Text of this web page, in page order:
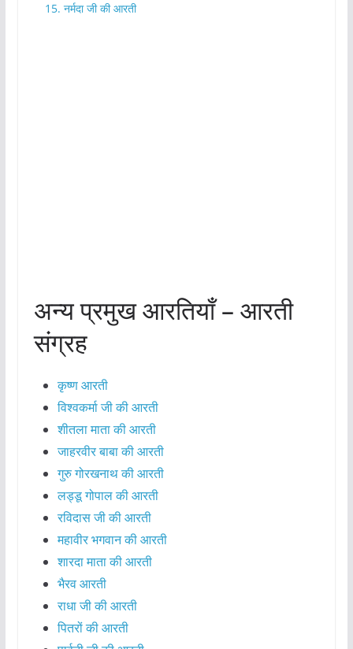
15. नर्मदा जी की आरती
अन्य प्रमुख आरतियाँ – आरती
संग्रह
कृष्ण आरती
विश्वकर्मा जी की आरती
शीतला माता की आरती
जाहरवीर बाबा की आरती
गुरु गोरखनाथ की आरती
लड्डू गोपाल की आरती
रविदास जी की आरती
महावीर भगवान की आरती
शारदा माता की आरती
भैरव आरती
राधा जी की आरती
पितरों की आरती